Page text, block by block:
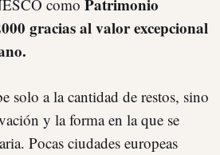
como Patrimonio
gracias al valor excepcional
solo a la cantidad de restos, sino
y la forma en la que se
Pocas ciudades europeas